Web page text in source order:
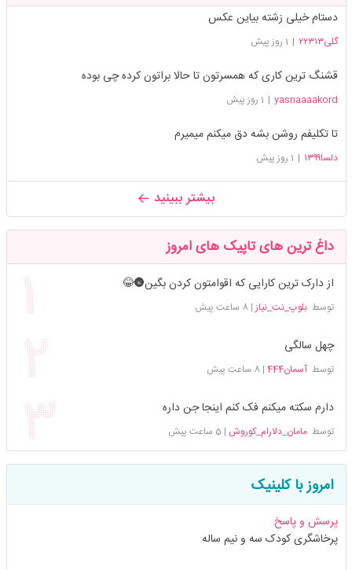
دستام خیلی زشته بیاین عکس
گلی۲۲۳۱۳ | 1 روز پیش
قشنگ ترین کاری که همسرتون تا حالا براتون کرده چی بوده
yasnaaaakord
| 1 روز پیش
تا تکلیفم روشن بشه دق میکنم میمیرم
دلسا۱۳۹۹ | 1 روز پیش
بیشتر ببینید
داغ ترین های تاپیک های امروز
از دارک ترین کارایی که اقوامتون کردن بگین🌚😂
توسطبلوپ_نت_نیاز |8 ساعت پیش
چهل سالگی
توسطآسمان444 |8 ساعت پیش
دارم سکته میکنم فک کنم اینجا جن داره
توسطمامان_دلارام_کوروش |5 ساعت پیش
امروز با کلینیک
پرسش و پاسخ
پرخاشگری کودک سه و نیم ساله